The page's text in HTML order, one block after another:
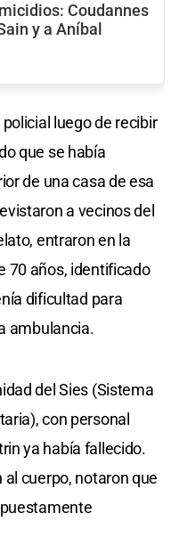
Coudannes
y a Aníbal
luego de recibir
que se había
de una casa de esa
a vecinos del
entraron en la
70 años, identificado
dificultad para
ambulancia.
del Sies (Sistema
con personal
ya había fallecido.
al cuerpo, notaron que